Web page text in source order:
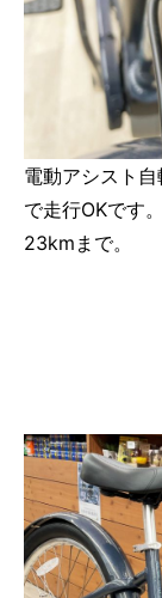
電動アシスト
で走行OKです
23kmまで。